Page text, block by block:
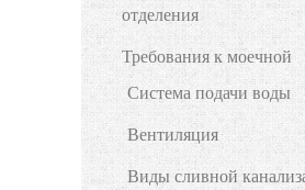
отделения
Требования к моечной
Система подачи воды
Вентиляция
Виды сливной